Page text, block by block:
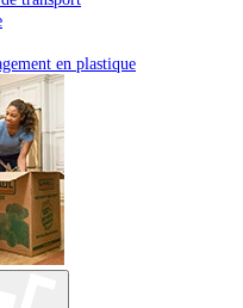
en plastique